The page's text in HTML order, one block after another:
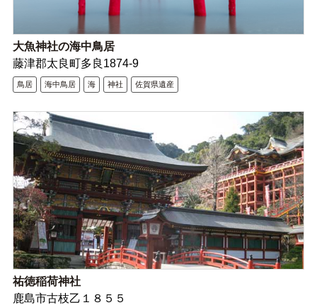
大魚神社の海中鳥居
藤津郡太良町多良1874-9
鳥居 海中鳥居 海 神社 佐賀県遺産
祐徳稲荷神社
鹿島市古枝乙１８５５